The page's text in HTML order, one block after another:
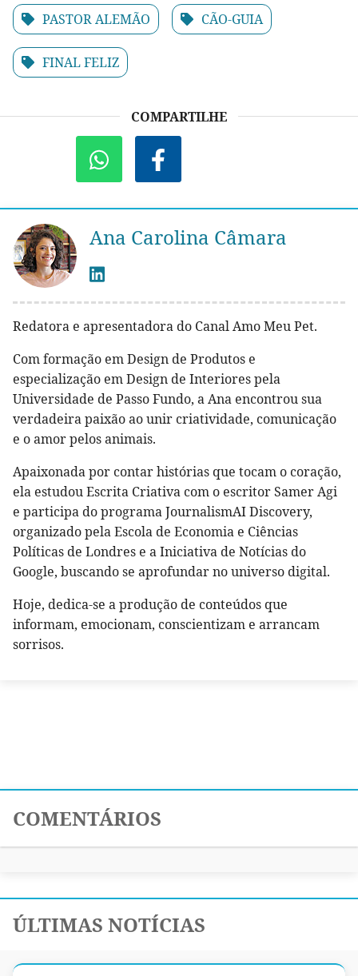
PASTOR ALEMÃO CÃO-GUIA
FINAL FELIZ
COMPARTILHE
Ana Carolina Câmara
Redatora e apresentadora do Canal Amo Meu Pet.
Com formação em Design de Produtos e
especialização em Design de Interiores pela
Universidade de Passo Fundo, a Ana encontrou sua
verdadeira paixão ao unir criatividade, comunicação
e o amor pelos animais.
Apaixonada por contar histórias que tocam o coração,
ela estudou Escrita Criativa com o escritor Samer Agi
e participa do programa JournalismAI Discovery,
organizado pela Escola de Economia e Ciências
Políticas de Londres e a Iniciativa de Notícias do
Google, buscando se aprofundar no universo digital.
Hoje, dedica-se a produção de conteúdos que
informam, emocionam, conscientizam e arrancam
sorrisos.
COMENTÁRIOS
ÚLTIMAS NOTÍCIAS